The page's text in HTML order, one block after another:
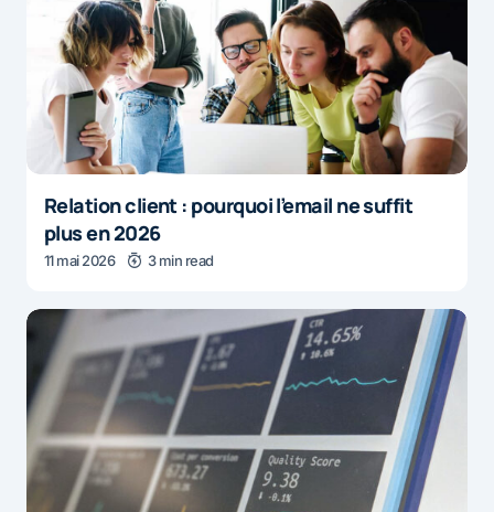
Relation client : pourquoi l’email ne suffit
plus en 2026
11 mai 2026 3 min read